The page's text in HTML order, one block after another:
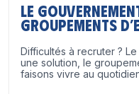
Le
groupements
Difficultés à recruter ?
une solution, le
faisons vivre au